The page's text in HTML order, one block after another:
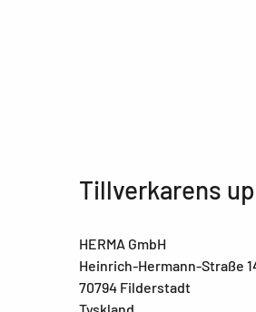
Tillverkarens
HERMA GmbH
Heinrich-Hermann-Straße
70794 Filderstadt